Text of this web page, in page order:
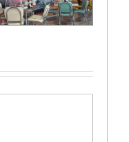
per il tuo
Business